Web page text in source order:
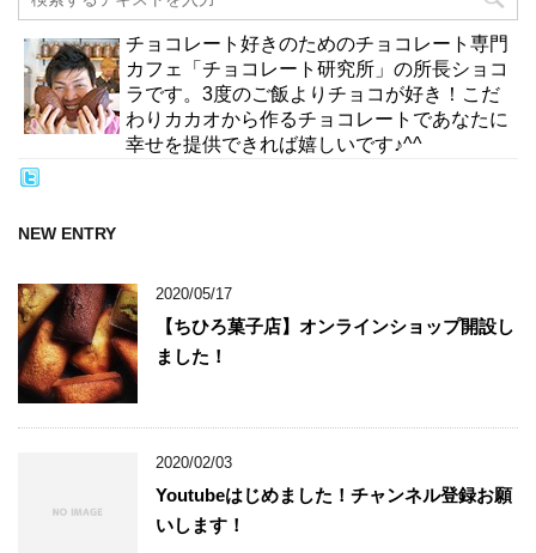
チョコレート好きのためのチョコレート専門
カフェ「チョコレート研究所」の所長ショコ
ラです。3度のご飯よりチョコが好き！こだ
わりカカオから作るチョコレートであなたに
幸せを提供できれば嬉しいです♪^^
NEW ENTRY
2020/05/17
【ちひろ菓子店】オンラインショップ開設し
ました！
2020/02/03
Youtubeはじめました！チャンネル登録お願
いします！